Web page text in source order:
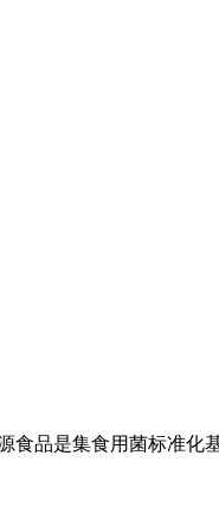
食品是集食用菌标准化